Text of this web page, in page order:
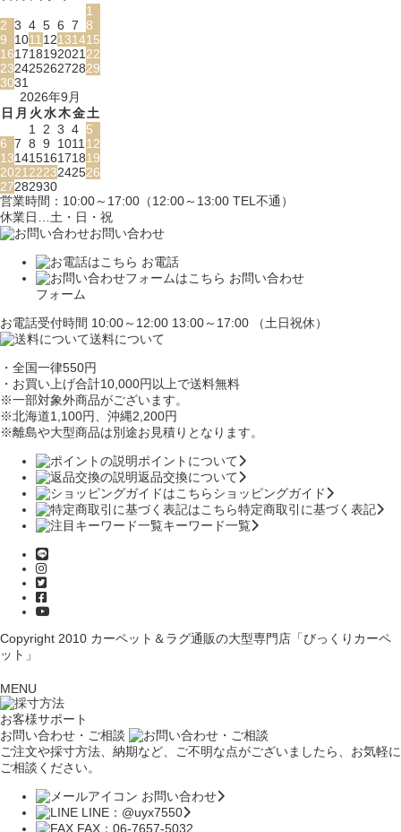
1
2 3 4 5 6 7 8
9
1011 12131415
161718192021 22
23242526272829
3031
2026年9月
日 月 火水木金土
1
2 3 4 5
6 7 8 9 1011 12
13141516171819
2021 2223242526
27282930
営業時間：10:00～17:00（12:00～13:00 TEL不通）
休業日…土・日・祝
お問い合わせ
お電話
お問い合わせ
フォーム
お電話受付時間 10:00～12:00 13:00～17:00 （土日祝休）
送料について
・全国一律550円
・お買い上げ合計10,000円以上で送料無料
※一部対象外商品がございます。
※北海道1,100円 、沖縄2,200円
※離島や大型商品は別途お見積りとなります。
ポイントについて
返品交換について
ショッピングガイド
特定商取引に基づく表記
キーワード一覧
Copyright 2010 カーペット＆ラグ通販の大型専門店「びっくりカーペ
ット」
MENU
お客様サポート
お問い合わせ・ご相談
ご注文や採寸方法、納期など、ご不明な点がございましたら、お気軽に
ご相談ください。
お問い合わせ
LINE：@uyx7550
FAX：06-7657-5032